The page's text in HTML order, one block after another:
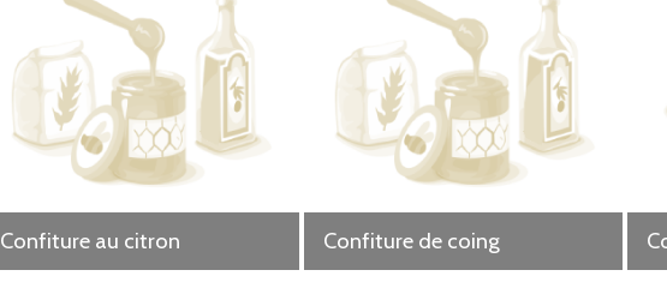
Confiture au citron Confiture de coing